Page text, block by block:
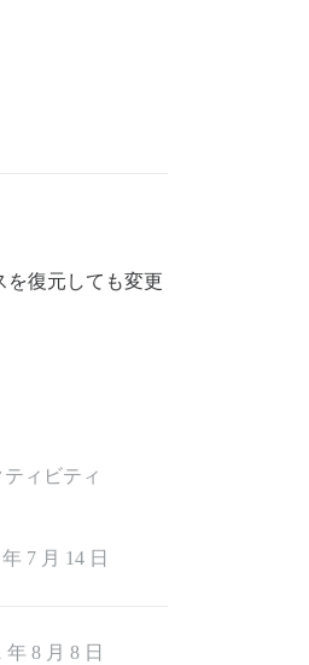
を復元しても変更
ティビティ
7 月 14 日
年 8 月 8 日